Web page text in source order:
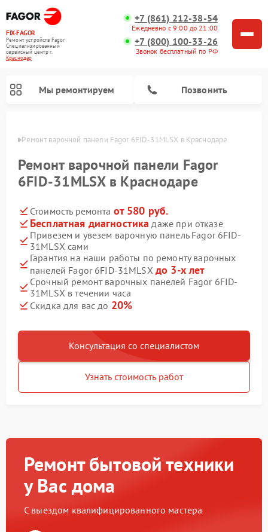
FIX-FAGOR
Ремонт устройств Fagor
Специализированный
cервисный центр г.
Краснодар
+7 (861) 212-38-54
Ежедневно с 9:00 до 21:00
+7 (800) 100-33-26
Звонок бесплатный по РФ
Мы ремонтируем Позвонить
Ремонт варочной панели Fagor 6FID-31MLSX в Краснодаре
Ремонт варочной панели Fagor
6FID-31MLSX в Краснодаре
Стоимость ремонта от 580 руб.
Бесплатная диагностика даже при отказе
Привезем и увезем варочную панель Fagor 6FID-
31MLSX сами
Гарантия на наши работы по ремонту варочных
панелей Fagor 6FID-31MLSX до 3-х лет
Срочный ремонт варочных панелей Fagor 6FID-
31MLSX в течении часа
Скидка для вас до 20%
Консультация со специалистом
Узнать стоимость работ
Ремонт бытовой техники
у Вас дома
С выездом квалифицированного мастера